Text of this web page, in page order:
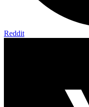
Reddit